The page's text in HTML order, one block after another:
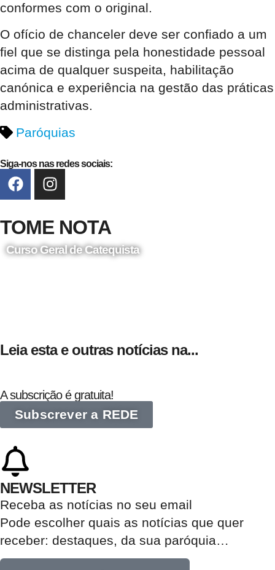
conformes com o original.
O ofício de chanceler deve ser confiado a um
fiel que se distinga pela honestidade pessoal
acima de qualquer suspeita, habilitação
canónica e experiência na gestão das práticas
administrativas.
Paróquias
Siga-nos nas redes sociais:
TOME NOTA
Curso Geral de Catequista
Leia esta e outras notícias na...
A subscrição é gratuita!
Subscrever a REDE
NEWSLETTER
Receba as notícias no seu email​
Pode escolher quais as notícias que quer
receber: destaques, da sua paróquia…